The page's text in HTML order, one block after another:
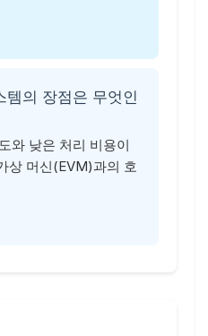
템의 장점은 무엇인
와 낮은 처리 비용이
상 머신(EVM)과의 호